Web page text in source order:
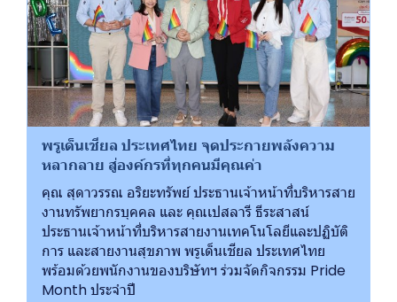
พรูเด็นเชียล ประเทศไทย จุดประกายพลังความ
หลากลาย สู่องค์กรที่ทุกคนมีคุณค่า
คุณ สุดาวรรณ อริยะทรัพย์ ประธานเจ้าหน้าที่บริหารสาย
งานทรัพยากรบุคคล และ คุณเปสลารี ธีระสาสน์
ประธานเจ้าหน้าที่บริหารสายงานเทคโนโลยีและปฏิบัติ
การ และสายงานสุขภาพ พรูเด็นเชียล ประเทศไทย
พร้อมด้วยพนักงานของบริษัทฯ ร่วมจัดกิจกรรม Pride
Month ประจำปี